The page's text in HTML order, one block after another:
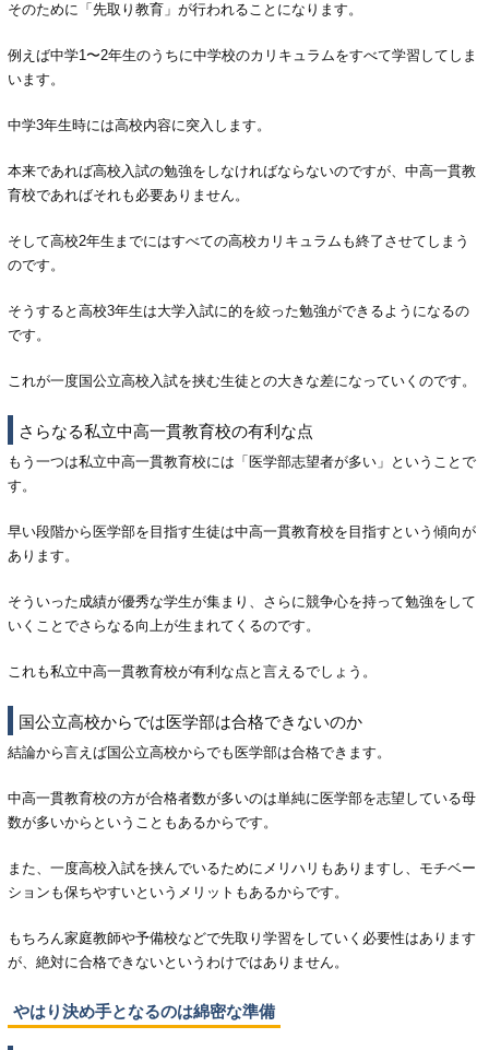
そのために「先取り教育」が行われることになります。
例えば中学1〜2年生のうちに中学校のカリキュラムをすべて学習してしま
います。
中学3年生時には高校内容に突入します。
本来であれば高校入試の勉強をしなければならないのですが、中高一貫教
育校であればそれも必要ありません。
そして高校2年生までにはすべての高校カリキュラムも終了させてしまう
のです。
そうすると高校3年生は大学入試に的を絞った勉強ができるようになるの
です。
これが一度国公立高校入試を挟む生徒との大きな差になっていくのです。
さらなる私立中高一貫教育校の有利な点
もう一つは私立中高一貫教育校には「医学部志望者が多い」ということで
す。
早い段階から医学部を目指す生徒は中高一貫教育校を目指すという傾向が
あります。
そういった成績が優秀な学生が集まり、さらに競争心を持って勉強をして
いくことでさらなる向上が生まれてくるのです。
これも私立中高一貫教育校が有利な点と言えるでしょう。
国公立高校からでは医学部は合格できないのか
結論から言えば国公立高校からでも医学部は合格できます。
中高一貫教育校の方が合格者数が多いのは単純に医学部を志望している母
数が多いからということもあるからです。
また、一度高校入試を挟んでいるためにメリハリもありますし、モチベー
ションも保ちやすいというメリットもあるからです。
もちろん家庭教師や予備校などで先取り学習をしていく必要性はあります
が、絶対に合格できないというわけではありません。
やはり決め手となるのは綿密な準備